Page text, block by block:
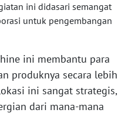
ini didasari semangat
untuk pengembangan
ini membantu para
produknya secara lebih
ini sangat strategis,
dari mana-mana